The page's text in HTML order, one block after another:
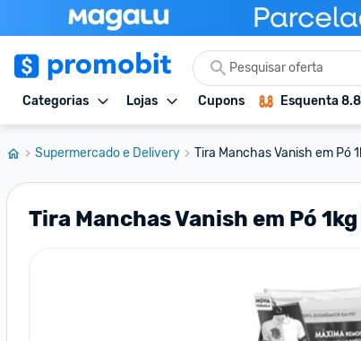
Categorias Lojas Cupons Esquenta 8.8
Supermercado e Delivery Tira Manchas Vanish em Pó
Tira Manchas Vanish em Pó